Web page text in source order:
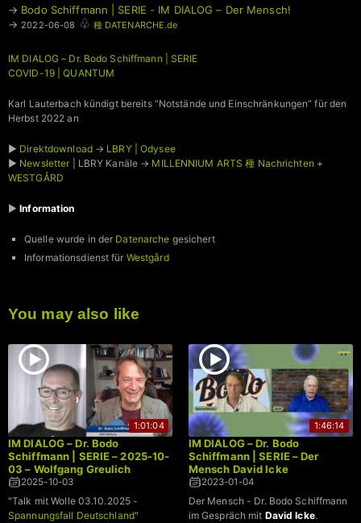
→ Bodo Schiffmann | SERIE - IM DIALOG – Der Mensch!
→ 2022-06-08 ♧ 種 DATENARCHE.de
IM DIALOG – Dr. Bodo Schiffmann | SERIE
COVID-19 | QUANTUM
Karl Lauterbach kündigt bereits “Notstände und Einschränkungen” für den
Herbst 2022 an
► Direktdownload→ LBRY | Odysee
► Newsletter | LBRY Kanäle → MILLENNIUM ARTS 種 Nachrichten +
WESTGÅRD
►Information
Quelle wurde in der Datenarche gesichert
Informationsdienst für Westgård
You may also like
1:01:04
IM DIALOG – Dr. Bodo
Schiffmann | SERIE – 2025-10-
03 – Wolfgang Greulich
2025-10-03
"Talk mit Wolle 03.10.2025 -
Spannungsfall Deutschland"
1:46:14
IM DIALOG – Dr. Bodo
Schiffmann | SERIE – Der
Mensch David Icke
2023-01-04
Der Mensch - Dr. Bodo Schiffmann
im Gespräch mit David Icke.